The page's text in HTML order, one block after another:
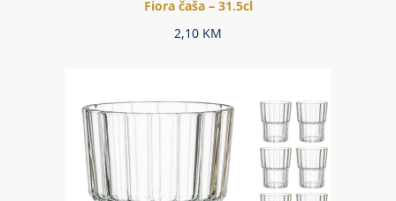
Fiora čaša – 31.5cl
2,10 KM